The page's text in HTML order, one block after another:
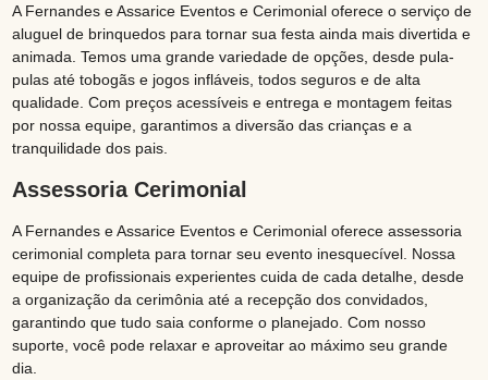
A Fernandes e Assarice Eventos e Cerimonial oferece o serviço de
aluguel de brinquedos para tornar sua festa ainda mais divertida e
animada. Temos uma grande variedade de opções, desde pula-
pulas até tobogãs e jogos infláveis, todos seguros e de alta
qualidade. Com preços acessíveis e entrega e montagem feitas
por nossa equipe, garantimos a diversão das crianças e a
tranquilidade dos pais.
Assessoria Cerimonial
A Fernandes e Assarice Eventos e Cerimonial oferece assessoria
cerimonial completa para tornar seu evento inesquecível. Nossa
equipe de profissionais experientes cuida de cada detalhe, desde
a organização da cerimônia até a recepção dos convidados,
garantindo que tudo saia conforme o planejado. Com nosso
suporte, você pode relaxar e aproveitar ao máximo seu grande
dia.